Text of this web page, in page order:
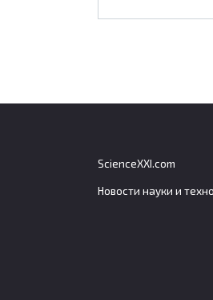
Эксперт
ScienceXXI.com
Новости науки и